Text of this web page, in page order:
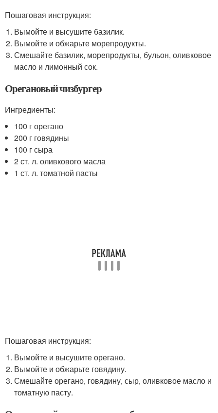
Пошаговая инструкция:
Вымойте и высушите базилик.
Вымойте и обжарьте морепродукты.
Смешайте базилик, морепродукты, бульон, оливковое
масло и лимонный сок.
Орегановый чизбургер
Ингредиенты:
100 г орегано
200 г говядины
100 г сыра
2 ст. л. оливкового масла
1 ст. л. томатной пасты
Пошаговая инструкция:
Вымойте и высушите орегано.
Вымойте и обжарьте говядину.
Смешайте орегано, говядину, сыр, оливковое масло и
томатную пасту.